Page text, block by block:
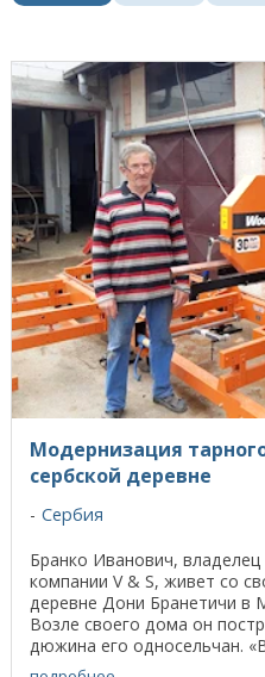
Модернизация
сербской деревне
Сербия
Бранко Иванович,
компании V & S, живет со
деревне Дони Бранетичи в
Возле своего дома он
дюжина его односельчан.